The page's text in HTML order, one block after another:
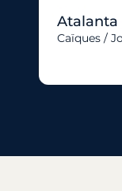
Atalanta
Caïques /